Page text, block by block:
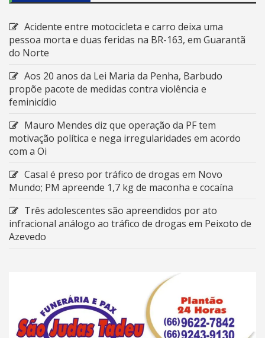
Acidente entre motocicleta e carro deixa uma
pessoa morta e duas feridas na BR-163, em Guarantã
do Norte
Aos 20 anos da Lei Maria da Penha, Barbudo
propõe pacote de medidas contra violência e
feminicídio
Mauro Mendes diz que operação da PF tem
motivação política e nega irregularidades em acordo
com a Oi
Casal é preso por tráfico de drogas em Novo
Mundo; PM apreende 1,7 kg de maconha e cocaína
Três adolescentes são apreendidos por ato
infracional análogo ao tráfico de drogas em Peixoto de
Azevedo